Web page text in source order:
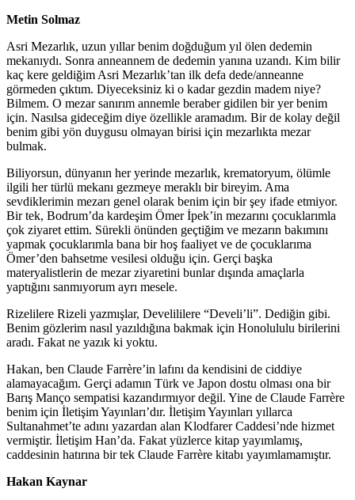
Metin Solmaz
Asri Mezarlık, uzun yıllar benim doğduğum yıl ölen dedemin
mekanıydı. Sonra anneannem de dedemin yanına uzandı. Kim bilir
kaç kere geldiğim Asri Mezarlık’tan ilk defa dede/anneanne
görmeden çıktım. Diyeceksiniz ki o kadar gezdin madem niye?
Bilmem. O mezar sanırım annemle beraber gidilen bir yer benim
için. Nasılsa gideceğim diye özellikle aramadım. Bir de kolay değil
benim gibi yön duygusu olmayan birisi için mezarlıkta mezar
bulmak.
Biliyorsun, dünyanın her yerinde mezarlık, krematoryum, ölümle
ilgili her türlü mekanı gezmeye meraklı bir bireyim. Ama
sevdiklerimin mezarı genel olarak benim için bir şey ifade etmiyor.
Bir tek, Bodrum’da kardeşim Ömer İpek’in mezarını çocuklarımla
çok ziyaret ettim. Sürekli önünden geçtiğim ve mezarın bakımını
yapmak çocuklarımla bana bir hoş faaliyet ve de çocuklarıma
Ömer’den bahsetme vesilesi olduğu için. Gerçi başka
materyalistlerin de mezar ziyaretini bunlar dışında amaçlarla
yaptığını sanmıyorum ayrı mesele.
Rizelilere Rizeli yazmışlar, Develililere “Develi’li”. Dediğin gibi.
Benim gözlerim nasıl yazıldığına bakmak için Honolululu birilerini
aradı. Fakat ne yazık ki yoktu.
Hakan, ben Claude Farrère’in lafını da kendisini de ciddiye
alamayacağım. Gerçi adamın Türk ve Japon dostu olması ona bir
Barış Manço sempatisi kazandırmıyor değil. Yine de Claude Farrère
benim için İletişim Yayınları’dır. İletişim Yayınları yıllarca
Sultanahmet’te adını yazardan alan Klodfarer Caddesi’nde hizmet
vermiştir. İletişim Han’da. Fakat yüzlerce kitap yayımlamış,
caddesinin hatırına bir tek Claude Farrère kitabı yayımlamamıştır.
Hakan Kaynar